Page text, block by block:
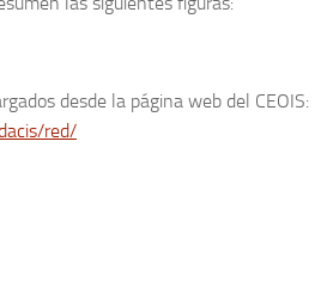
desde la página web del CEOIS:
red/